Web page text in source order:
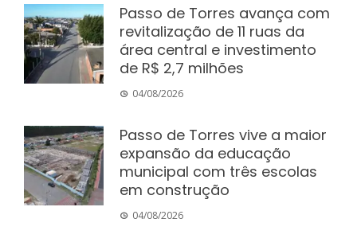
Passo de Torres avança com
revitalização de 11 ruas da
área central e investimento
de R$ 2,7 milhões
04/08/2026
Passo de Torres vive a maior
expansão da educação
municipal com três escolas
em construção
04/08/2026